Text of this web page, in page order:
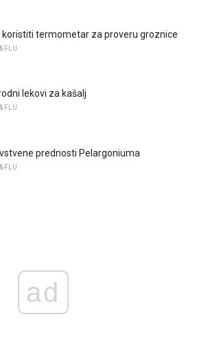
koristiti termometar za proveru groznice
FLU
lekovi za kašalj
FLU
prednosti Pelargoniuma
FLU
ad